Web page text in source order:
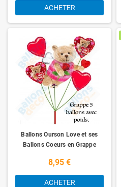
ACHETER
Ballons Ourson Love et ses
Ballons Coeurs en Grappe
8,95 €
ACHETER